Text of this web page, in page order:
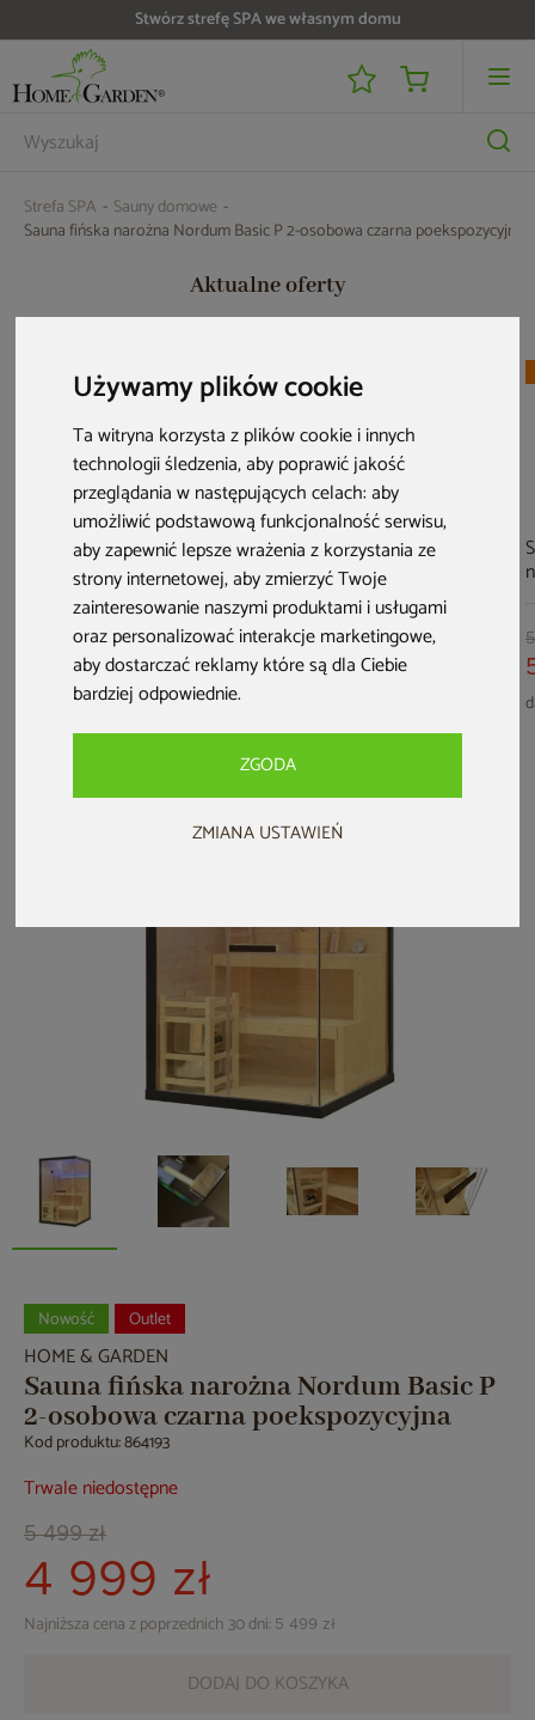
Używamy plików cookie
Ta witryna korzysta z plików cookie i innych
technologii śledzenia, aby poprawić jakość
przeglądania w następujących celach:aby
umożliwić podstawową funkcjonalność serwisu,
aby zapewnić lepsze wrażenia z korzystania ze
strony internetowej,aby zmierzyć Twoje
zainteresowanie naszymi produktami i usługami
oraz personalizować interakcje marketingowe,
aby dostarczać reklamy które są dla Ciebie
bardziej odpowiednie.
ZGODA
ZMIANA USTAWIEŃ
Do 25 000 zł zwrotu na kartę i raty RRSO 0%
Strefa SPA
Sauny domowe
Sauna fińska narożna Nordum Basic P 2-osobowa czarna poekspozycyjna
Aktualne oferty
Sauna fińska
narożna Nordum
Basic P 2-osobowa
czarna
5 499 zł
5 219 zł
darmowa dostawa
PRZE-KORZYSTNIE
Sauna hybrydowa
Nordum Combi 2-
osobowa brązowa
8 499 zł
darmowa dostawa
Sauna fińska
narożna Nordum
Solea 2-osobowa
naturalna
6 499 zł
6 149 zł
Nowość Outlet
HOME & GARDEN
Sauna fińska narożna Nordum Basic P
2-osobowa czarna poekspozycyjna
Kod produktu: 864193
Trwale niedostępne
5 499 zł
4 999 zł
Najniższa cena z poprzednich 30 dni: 5 499 zł
DODAJ DO KOSZYKA